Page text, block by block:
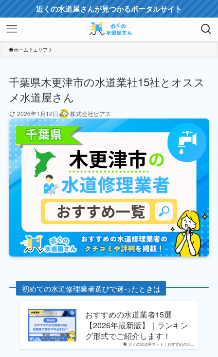
近くの水道屋さんが見つかるポータルサイト
ホーム エリア
千葉県木更津市の水道業社15社とオスス
メ水道屋さん
2026年1月12日 株式会社ビアス
初めての水道修理業者選びで迷ったときは
近くの水道屋ネット｜おすすめの水...
おすすめの水道業者15選
【2026年最新版】｜ランキン
グ形式でご紹介します！